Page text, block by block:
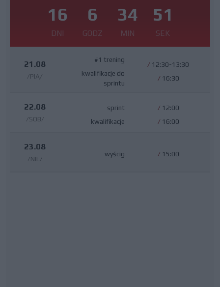
16
DNI
6
GODZ
34
MIN
50
SEK
21.08
/PIĄ/
#1 trening
kwalifikacje do
sprintu
/ 12:30-13:30
/ 16:30
22.08
/SOB/
sprint
kwalifikacje
/ 12:00
/ 16:00
23.08
/NIE/
wyścig / 15:00